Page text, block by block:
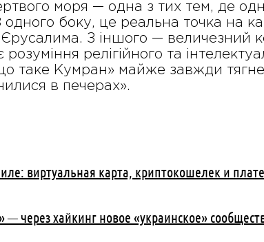
моря — одна з тих тем, де
одного боку, це реальна точка на
Єрусалима. З іншого — величезний
розуміння релігійного та
таке Кумран» майже завжди тягне
в печерах».
виртуальная карта, криптокошелек и
через хайкинг новое «украинское»